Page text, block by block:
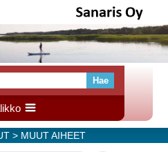
> MUUT AIHEET